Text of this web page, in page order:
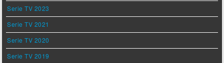
Serie TV 2023
Serie TV 2021
Serie TV 2020
Serie TV 2019